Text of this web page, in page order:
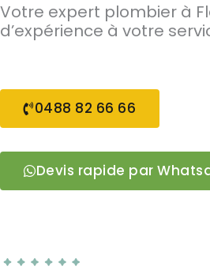
Votre expert plombier à
d’expérience à votre
0488 82 66 66
Devis rapide par